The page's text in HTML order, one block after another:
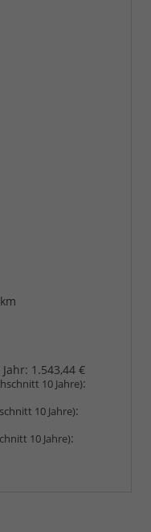
1.543,44 €
10 Jahre):
10 Jahre):
10 Jahre):